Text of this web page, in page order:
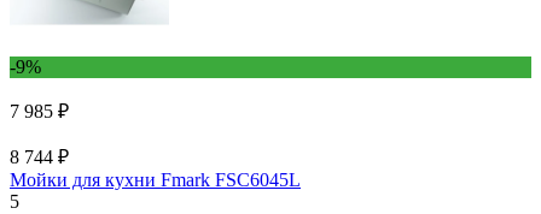
-9%
7 985 ₽
8 744 ₽
Мойки для кухни Fmark FSC6045L
5